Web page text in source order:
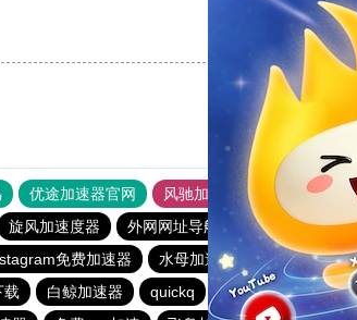
优途加速器官网 风驰加速器
旋风加速器
旋风加速度器 外网网址导航 软件中心 雷
免费加速器 水母加速器 快连加速器
载 白鲸加速器 quickq 老王vqn加速
原